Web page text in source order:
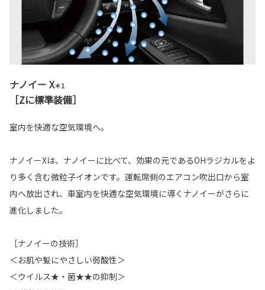
ナノイー X＊1
［Zに標準装備］
室内を快適な空気環境へ。
ナノイーXは、ナノイーに比べて、効果の元であるOHラジカルをよ
り多く含む微粒子イオンです。運転席側のエアコン吹出口から室
内へ放出され、車室内を快適な空気環境に導くナノイーがさらに
進化しました。
［ナノイーの技術］
＜お肌や髪にやさしい弱酸性＞
＜ウイルス★・菌★★の抑制＞